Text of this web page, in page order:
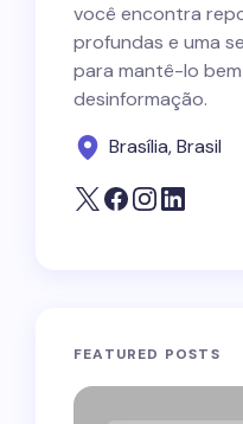
você encontra
profundas e uma
para mantê-lo
desinformação.
Brasília, Brasil
FEATURED POSTS